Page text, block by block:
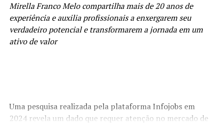
raspas e suco de 2 limões Sicilianos
Massa
Para finalizar
Mirella Franco Melo compartilha mais de 20 anos de
experiência e auxilia profissionais a enxergarem seu
verdadeiro potencial e transformarem a jornada em um
ativo de valor
Uma pesquisa realizada pela plataforma Infojobs em
2024 revela um dado que requer atenção no mercado de